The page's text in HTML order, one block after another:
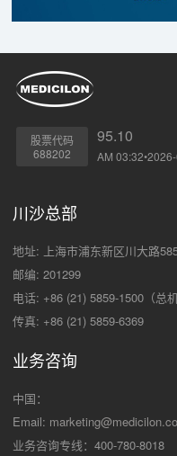
股票代码
688202
95.10
AM
川沙总部
地址: 上海市浦东新区川大路
邮编: 201299
电话: +86 (21) 5859-1500（总机
传真: +86 (21) 5859-6369
业务咨询
中国：
Email:
业务咨询专线：400-780-8018